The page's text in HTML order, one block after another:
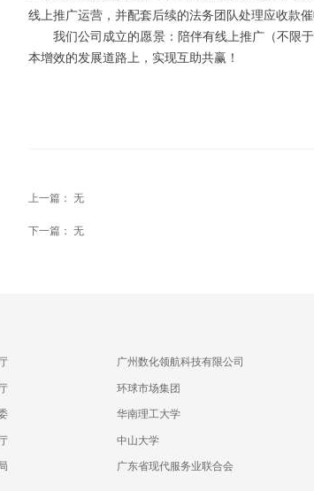
线上推广运营，并配套后续的法务团队处理应收款
我们公司成立的愿景：陪伴有线上推广（不限
本增效的发展道路上，实现互助共赢！
上一篇： 无
下一篇： 无
广州数化领航科技有限公司
环球市场集团
华南理工大学
中山大学
广东省现代服务业联合会